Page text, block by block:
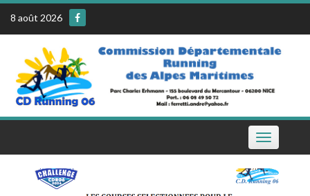
Skip
content
8 août 2026
Toggle
navigation